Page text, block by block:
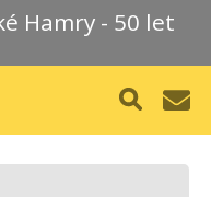
Hamry - 50 let